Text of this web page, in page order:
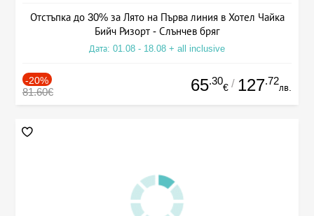
Отстъпка до 30% за Лято на Първа линия в Хотел Чайка
Бийч Ризорт - Слънчев бряг
Дата: 01.08 - 18.08 + all inclusive
-20%
81.60€ 65.30
€ / 127.72
лв.